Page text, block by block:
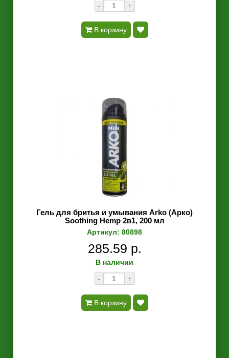
- +
В корзину
Гель для бритья и умывания Arko (Арко)
Soothing Hemp 2в1, 200 мл
Артикул: 80898
285.59 р.
В наличии
-
+
В корзину